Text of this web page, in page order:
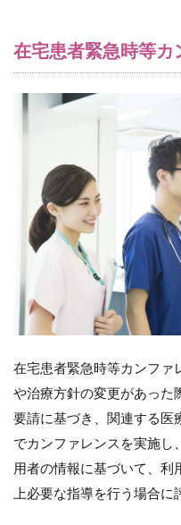
ン
7.1
在宅
患者
緊急
ファ
レン
ス加
対象
者
8
在
宅
患
者
緊
在宅患者緊急時等カ
在宅患者緊急時等カンファ
や治療方針の変更があった
要請に基づき、関連する
でカンファレンスを実施し
用者の情報に基づいて、利
上必要な指導を行う場合に